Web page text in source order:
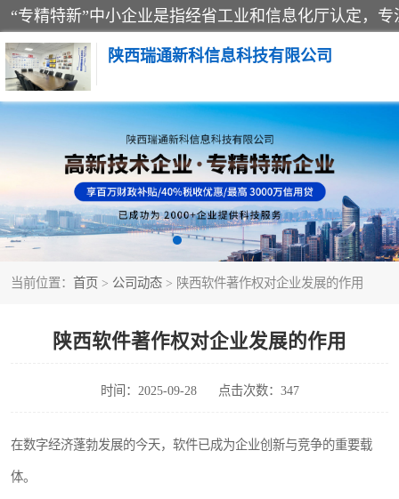
陕西瑞通新科信息科技有限公司
当前位置： 首页 > 公司动态 > 陕西软件著作权对企业发展的作用
陕西软件著作权对企业发展的作用
时间：2025-09-28 点击次数：347
在数字经济蓬勃发展的今天，软件已成为企业创新与竞争的重要载
体。